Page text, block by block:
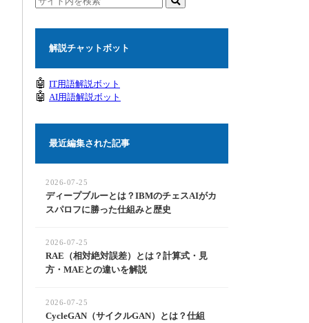
解説チャットボット
🤖 IT用語解説ボット
🤖 AI用語解説ボット
最近編集された記事
ディープブルーとは？IBMのチェスAIがカ
スパロフに勝った仕組みと歴史
2026-07-25
RAE（相対絶対誤差）とは？計算式・見
方・MAEとの違いを解説
2026-07-25
CycleGAN（サイクルGAN）とは？仕組
2026-07-25